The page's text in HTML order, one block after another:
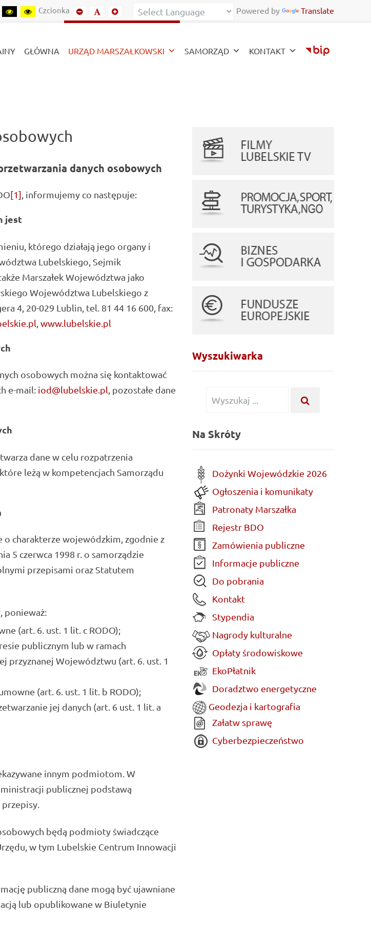
Powered by Translate
Kontrast
czarny-
Kontrast
żółto-
Czcionka Mniejszy
font
Domyślny
font
Mniejszy
GŁÓWNA URZĄD MARSZAŁKOWSKI SAMORZĄD KONTAKT
danych osobowych
[1] , informujemy co następuje:
jest
którego działają jego organy i
Lubelskiego, Sejmik
Marszałek Województwa jako
Województwa Lubelskiego z
4, 20-029 Lublin, tel. 81 44 16 600, fax:
www.lubelskie.pl
osobowych można się kontaktować
e-mail: iod@lubelskie.pl , pozostałe dane
dane w celu rozpatrzenia
leżą w kompetencjach Samorządu
o charakterze wojewódzkim, zgodnie z
5 czerwca 1998 r. o samorządzie
przepisami oraz Statutem
ponieważ:
(art. 6. ust. 1 lit. c RODO);
publicznym lub w ramach
przyznanej Województwu (art. 6. ust. 1
(art. 6. ust. 1 lit. b RODO);
jej danych (art. 6 ust. 1 lit. a
innym podmiotom. W
publicznej podstawą
będą podmioty świadczące
w tym Lubelskie Centrum Innowacji
publiczną dane mogą być ujawniane
lub opublikowane w Biuletynie
Wyszukiwarka
Wyszukiwanie
Na Skróty
Dożynki Wojewódzkie 2026
Ogłoszenia i komunikaty
Patronaty Marszałka
Rejestr BDO
Zamówienia publiczne
Informacje publiczne
Do pobrania
Kontakt
Stypendia
Nagrody kulturalne
Opłaty środowiskowe
EkoPłatnik
Doradztwo energetyczne
Geodezja i kartografia
Załatw sprawę
Cyberbezpieczeństwo